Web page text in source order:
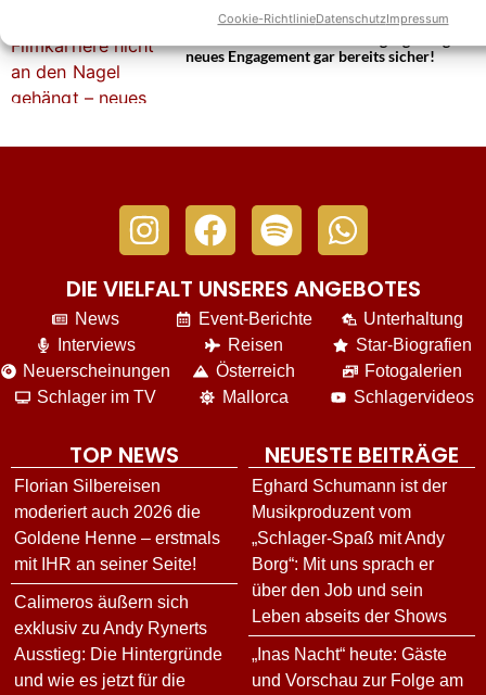
Cookie-RichtlinieDatenschutzImpressum
Melissa Naschenweng macht klar:
neues Engagement gar bereits sicher!
DIE VIELFALT UNSERES ANGEBOTES
News
Interviews
Neuerscheinungen
Schlager im TV
Event-Berichte
Reisen
Österreich
Mallorca
Unterhaltung
Star-Biografien
Fotogalerien
Schlagervideos
TOP NEWS
Florian Silbereisen
moderiert auch 2026 die
Goldene Henne – erstmals
mit IHR an seiner Seite!
Calimeros äußern sich
exklusiv zu Andy Rynerts
Ausstieg: Die Hintergründe
und wie es jetzt für die
NEUESTE BEITRÄGE
Eghard Schumann ist der
Musikproduzent vom
„Schlager-Spaß mit Andy
Borg“: Mit uns sprach er
über den Job und sein
Leben abseits der Shows
„Inas Nacht“ heute: Gäste
und Vorschau zur Folge am